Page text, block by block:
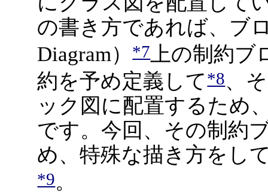
の書き方であれば、ブ
Diagram）*7上の制約ブ
約を予め定義して*8、
ック図に配置するため
です。今回、その制約
め、特殊な描き方をし
*9。